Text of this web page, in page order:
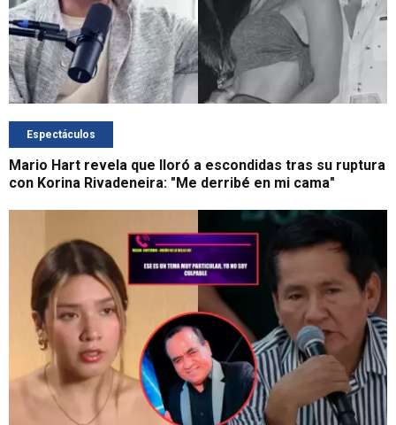
Espectáculos
Mario Hart revela que lloró a escondidas tras su ruptura
con Korina Rivadeneira: "Me derribé en mi cama"